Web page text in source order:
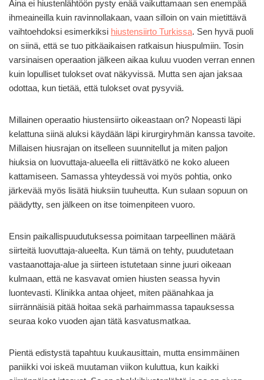
Aina ei hiustenlähtöön pysty enää vaikuttamaan sen enempää
ihmeaineilla kuin ravinnollakaan, vaan silloin on vain mietittävä
vaihtoehdoksi esimerkiksi hiustensiirto Turkissa. Sen hyvä puoli
on siinä, että se tuo pitkäaikaisen ratkaisun hiuspulmiin. Tosin
varsinaisen operaation jälkeen aikaa kuluu vuoden verran ennen
kuin lopulliset tulokset ovat näkyvissä. Mutta sen ajan jaksaa
odottaa, kun tietää, että tulokset ovat pysyviä.
Millainen operaatio hiustensiirto oikeastaan on? Nopeasti läpi
kelattuna siinä aluksi käydään läpi kirurgiryhmän kanssa tavoite.
Millaisen hiusrajan on itselleen suunnitellut ja miten paljon
hiuksia on luovuttaja-alueella eli riittävätkö ne koko alueen
kattamiseen. Samassa yhteydessä voi myös pohtia, onko
järkevää myös lisätä hiuksiin tuuheutta. Kun sulaan sopuun on
päädytty, sen jälkeen on itse toimenpiteen vuoro.
Ensin paikallispuudutuksessa poimitaan tarpeellinen määrä
siirteitä luovuttaja-alueelta. Kun tämä on tehty, puudutetaan
vastaanottaja-alue ja siirteen istutetaan sinne juuri oikeaan
kulmaan, että ne kasvavat omien hiusten seassa hyvin
luontevasti. Klinikka antaa ohjeet, miten päänahkaa ja
siirrännäisiä pitää hoitaa sekä parhaimmassa tapauksessa
seuraa koko vuoden ajan tätä kasvatusmatkaa.
Pientä edistystä tapahtuu kuukausittain, mutta ensimmäinen
paniikki voi iskeä muutaman viikon kuluttua, kun kaikki